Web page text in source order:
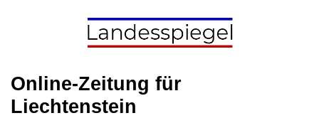
Online-Zeitung für
Liechtenstein